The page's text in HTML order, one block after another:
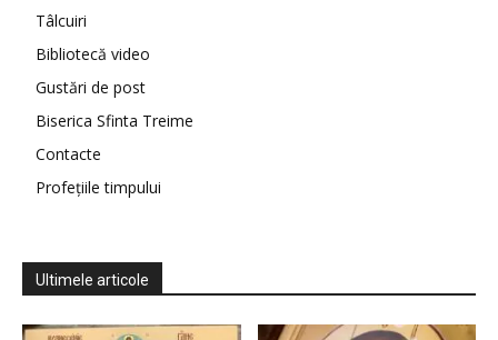
Tâlcuiri
Bibliotecă video
Gustări de post
Biserica Sfinta Treime
Contacte
Profețiile timpului
Ultimele articole